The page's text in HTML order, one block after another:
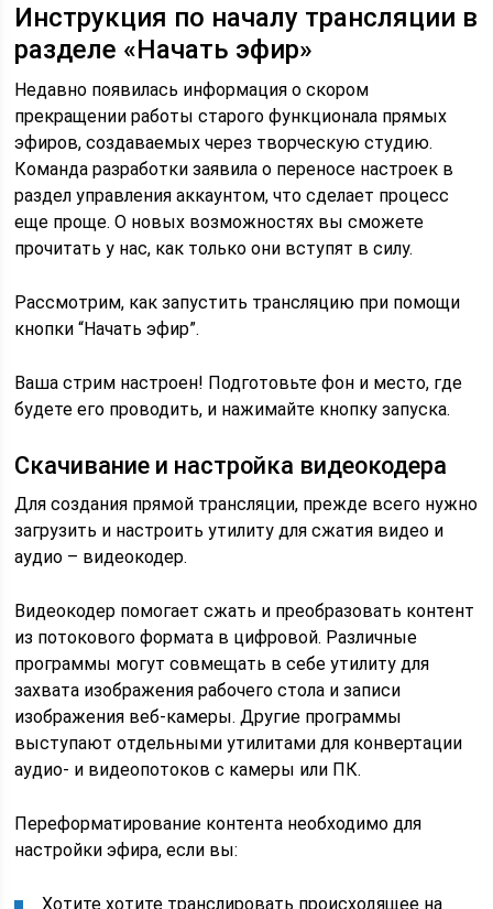
Инструкция по началу трансляции в
разделе «Начать эфир»
Недавно появилась информация о скором
прекращении работы старого функционала прямых
эфиров, создаваемых через творческую студию.
Команда разработки заявила о переносе настроек в
раздел управления аккаунтом, что сделает процесс
еще проще. О новых возможностях вы сможете
прочитать у нас, как только они вступят в силу.
Рассмотрим, как запустить трансляцию при помощи
кнопки “Начать эфир”.
Ваша стрим настроен! Подготовьте фон и место, где
будете его проводить, и нажимайте кнопку запуска.
Скачивание и настройка видеокодера
Для создания прямой трансляции, прежде всего нужно
загрузить и настроить утилиту для сжатия видео и
аудио – видеокодер.
Видеокодер помогает сжать и преобразовать контент
из потокового формата в цифровой. Различные
программы могут совмещать в себе утилиту для
захвата изображения рабочего стола и записи
изображения веб-камеры. Другие программы
выступают отдельными утилитами для конвертации
аудио- и видеопотоков с камеры или ПК.
Переформатирование контента необходимо для
настройки эфира, если вы:
Хотите хотите транслировать происходящее на